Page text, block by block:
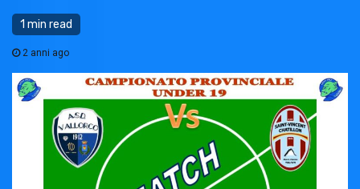
1 min read
2 anni ago